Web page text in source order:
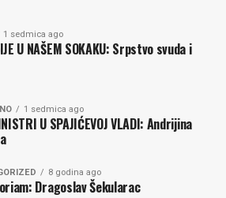
1 sedmica ago
U NAŠEM SOKAKU: Srpstvo svuda i
1 sedmica ago
U SPAJIĆEVOJ VLADI: Andrijina
8 godina ago
Dragoslav Šekularac